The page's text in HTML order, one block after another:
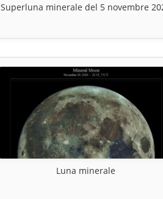
Superluna minerale del 5 novembre
Luna minerale